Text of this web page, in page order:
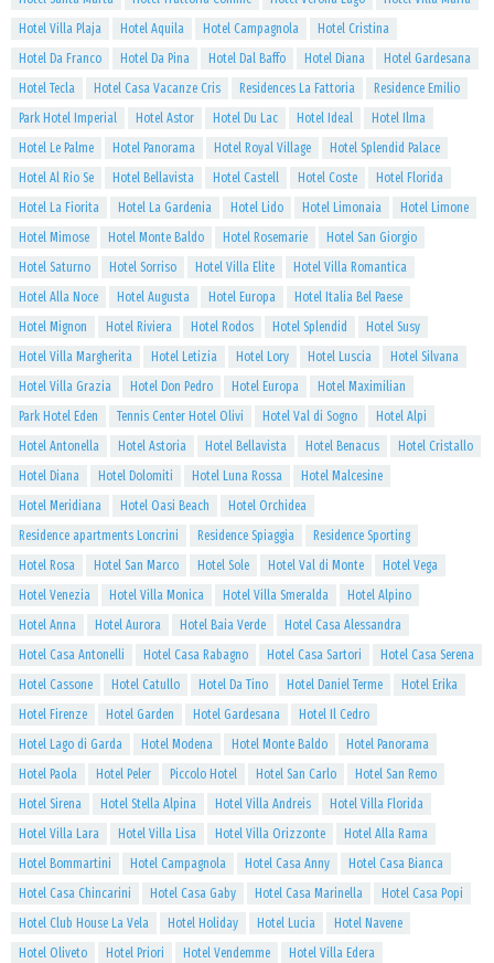
Hotel Villa Plaja
Hotel Aquila Hotel Campagnola
Hotel Cristina
Hotel Da Franco
Hotel Da Pina Hotel Dal Baffo Hotel Diana
Hotel Gardesana
Hotel Tecla
Hotel Casa Vacanze Cris Residences La Fattoria
Residence Emilio
Park Hotel Imperial
Hotel Astor Hotel Du Lac Hotel Ideal
Hotel Ilma
Hotel Le Palme
Hotel Panorama Hotel Royal Village
Hotel Splendid Palace
Hotel Al Rio Se
Hotel Bellavista Hotel Castell Hotel Coste
Hotel Florida
Hotel La Fiorita
Hotel La Gardenia Hotel Lido Hotel Limonaia
Hotel Limone
Hotel Mimose
Hotel Monte Baldo Hotel Rosemarie
Hotel San Giorgio
Hotel Saturno
Hotel Sorriso Hotel Villa Elite
Hotel Villa Romantica
Hotel Alla Noce
Hotel Augusta Hotel Europa
Hotel Italia Bel Paese
Hotel Mignon
Hotel Riviera Hotel Rodos Hotel Splendid
Hotel Susy
Hotel Villa Margherita
Hotel Letizia Hotel Lory Hotel Luscia
Hotel Silvana
Hotel Villa Grazia
Hotel Don Pedro Hotel Europa
Hotel Maximilian
Park Hotel Eden
Tennis Center Hotel Olivi Hotel Val di Sogno
Hotel Alpi
Hotel Antonella
Hotel Astoria Hotel Bellavista Hotel Benacus
Hotel Cristallo
Hotel Diana
Hotel Dolomiti Hotel Luna Rossa
Hotel Malcesine
Hotel Meridiana
Hotel Oasi Beach
Hotel Orchidea
Residence apartments Loncrini
Residence Spiaggia
Residence Sporting
Hotel Rosa
Hotel San Marco Hotel Sole Hotel Val di Monte
Hotel Vega
Hotel Venezia
Hotel Villa Monica Hotel Villa Smeralda
Hotel Alpino
Hotel Anna
Hotel Aurora Hotel Baia Verde
Hotel Casa Alessandra
Hotel Casa Antonelli
Hotel Casa Rabagno Hotel Casa Sartori
Hotel Casa Serena
Hotel Cassone
Hotel Catullo Hotel Da Tino Hotel Daniel Terme
Hotel Erika
Hotel Firenze
Hotel Garden Hotel Gardesana
Hotel Il Cedro
Hotel Lago di Garda
Hotel Modena Hotel Monte Baldo
Hotel Panorama
Hotel Paola
Hotel Peler Piccolo Hotel Hotel San Carlo
Hotel San Remo
Hotel Sirena
Hotel Stella Alpina Hotel Villa Andreis
Hotel Villa Florida
Hotel Villa Lara
Hotel Villa Lisa Hotel Villa Orizzonte
Hotel Alla Rama
Hotel Bommartini
Hotel Campagnola Hotel Casa Anny
Hotel Casa Bianca
Hotel Casa Chincarini
Hotel Casa Gaby Hotel Casa Marinella
Hotel Casa Popi
Hotel Club House La Vela
Hotel Holiday Hotel Lucia
Hotel Navene
Hotel Oliveto
Hotel Priori Hotel Vendemme Hotel Villa Edera